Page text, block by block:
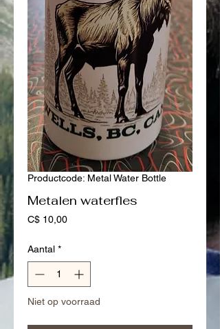
Productcode: Metal Water Bottle
Metalen waterfles
C$ 10,00Prijs
Aantal *
Niet op voorraad